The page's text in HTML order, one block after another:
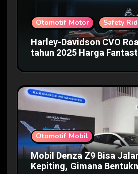
Otomotif Motor Safety
Harley-Davidson CVO
tahun 2025 Harga
Otomotif Mobil
Mobil Denza Z9 Bisa
Kepiting, Gimana